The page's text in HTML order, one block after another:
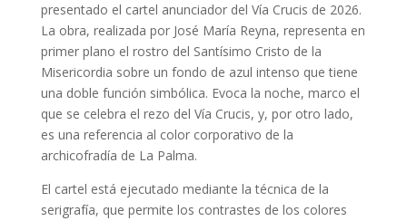
presentado el cartel anunciador del Vía Crucis de 2026.
La obra, realizada por José María Reyna, representa en
primer plano el rostro del Santísimo Cristo de la
Misericordia sobre un fondo de azul intenso que tiene
una doble función simbólica. Evoca la noche, marco el
que se celebra el rezo del Vía Crucis, y, por otro lado,
es una referencia al color corporativo de la
archicofradía de La Palma.
El cartel está ejecutado mediante la técnica de la
serigrafía, que permite los contrastes de los colores